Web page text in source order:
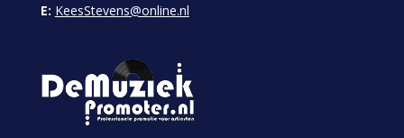
E: KeesStevens@online.nl